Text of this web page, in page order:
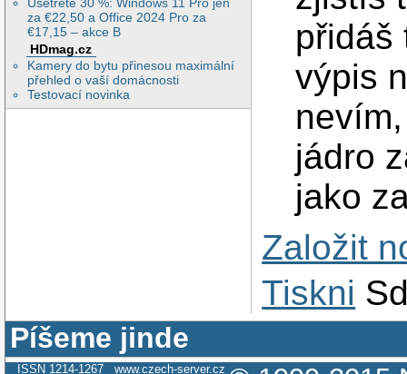
za €22,50 a Office 2024 Pro za
€17,15 – akce B
HDmag.cz
Kamery do bytu přinesou maximální
přehled o vaší domácnosti
Testovací novinka
přidáš
výpis
jádro
jako
Založit
Tiskni
Píšeme jinde
ISSN 1214-1267 www.czech-server.cz